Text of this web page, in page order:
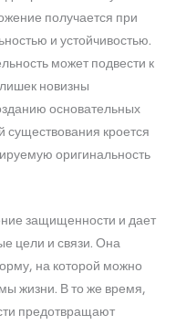
получается при
и устойчивостью.
может подвести к
новизны
основательных
существования кроется
оригинальность
защищенности и дает
цели и связи. Она
на которой можно
жизни. В то же время,
предотвращают